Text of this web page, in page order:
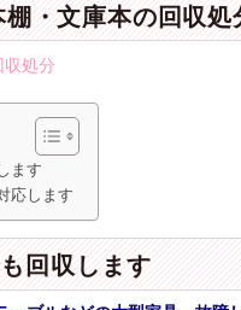
・文庫本の回収処
収処分
ます
応します
回収します